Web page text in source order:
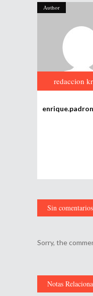
Author
redaccion
Sin comentarios
Sorry, the
Notas